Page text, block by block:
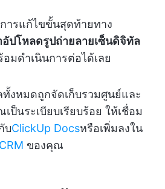
ารแก้ไขขั้นสุดท้ายทาง
ปโหลดรูปถ่ายลายเซ็นดิจิทัล
มดำเนินการต่อได้เลย
งหมดถูกจัดเก็บรวมศูนย์และ
ป็นระเบียบเรียบร้อย ให้เชื่อม
บClickUp Docsหรือเพิ่มลงใน
ของคุณ